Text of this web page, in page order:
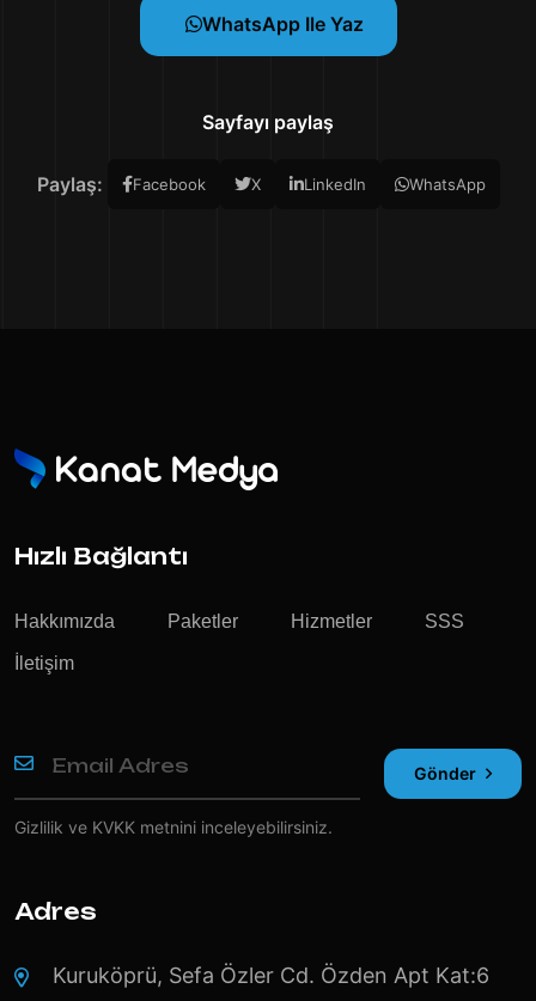
WhatsApp Ile Yaz
Sayfayı paylaş
Paylaş: Facebook X LinkedIn WhatsApp
Hızlı Bağlantı
Hakkımızda Paketler Hizmetler SSS
İletişim
Gönder
Gizlilik ve KVKK metnini inceleyebilirsiniz.
Adres
Kuruköprü, Sefa Özler Cd. Özden Apt Kat:6